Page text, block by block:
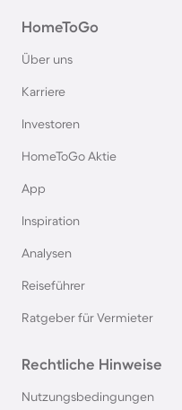
HomeToGo
Über uns
Karriere
Investoren
HomeToGo Aktie
App
Inspiration
Analysen
Reiseführer
Ratgeber für Vermieter
Rechtliche Hinweise
Nutzungsbedingungen